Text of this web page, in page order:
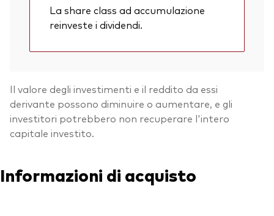
La share class ad accumulazione
reinveste i dividendi.
Il valore degli investimenti e il reddito da essi
derivante possono diminuire o aumentare, e gli
investitori potrebbero non recuperare l'intero
capitale investito.
Informazioni di acquisto